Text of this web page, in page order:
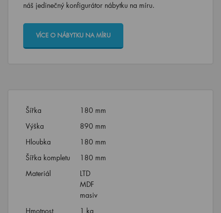
náš jedinečný konfigurátor nábytku na míru.
VÍCE O NÁBYTKU NA MÍRU
Šířka
180 mm
Výška
890 mm
Hloubka
180 mm
Šířka kompletu
180 mm
Materiál
LTD
MDF
masiv
Hmotnost
1 kg